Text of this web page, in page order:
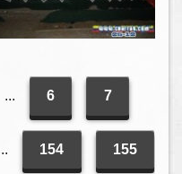
... 6 7
.. 154 155